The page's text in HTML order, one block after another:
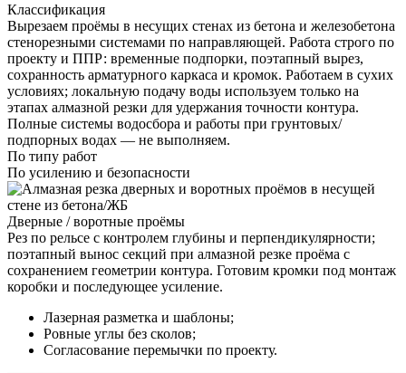
Классификация
Вырезаем проёмы в несущих стенах из бетона и железобетона
стенорезными системами по направляющей. Работа строго по
проекту и ППР: временные подпорки, поэтапный вырез,
сохранность арматурного каркаса и кромок. Работаем в сухих
условиях; локальную подачу воды используем только на
этапах алмазной резки для удержания точности контура.
Полные системы водосбора и работы при грунтовых/
подпорных водах — не выполняем.
По типу работ
По усилению и безопасности
Дверные / воротные проёмы
Рез по рельсе с контролем глубины и перпендикулярности;
поэтапный вынос секций при алмазной резке проёма с
сохранением геометрии контура. Готовим кромки под монтаж
коробки и последующее усиление.
Лазерная разметка и шаблоны;
Ровные углы без сколов;
Согласование перемычки по проекту.